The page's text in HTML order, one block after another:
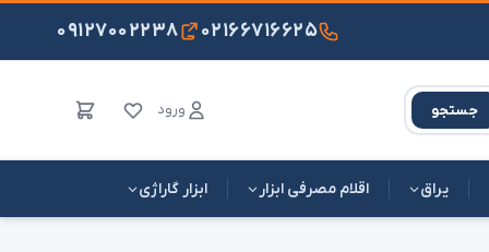
۰۲۱۶۶۷۱۶۶۲۵ ۰۹۱۲۷۰۰۲۲۳۸
جستجو ورود
یراق اقلام مصرفی ابزار ابزار گاراژی